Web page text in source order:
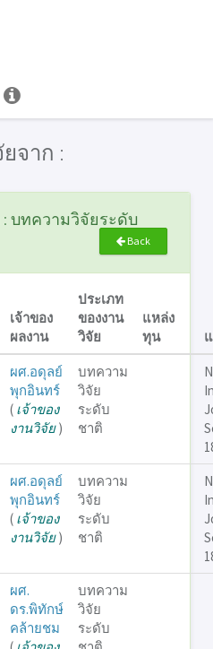
จาก :
: บทความวิจัยระดับ
Back
เจ้าของ
ผลงาน
ประเภท
ของงาน
วิจัย
แหล่ง
ทุน
ผศ.อดุลย์
พุกอินทร์
( เจ้าของ
งานวิจัย)
บทความ
วิจัย
ระดับ
ชาติ
ผศ.อดุลย์
พุกอินทร์
( เจ้าของ
งานวิจัย)
บทความ
วิจัย
ระดับ
ชาติ
ผศ.
ดร.พิทักษ์
คล้ายชม
บทความ
วิจัย
ระดับ